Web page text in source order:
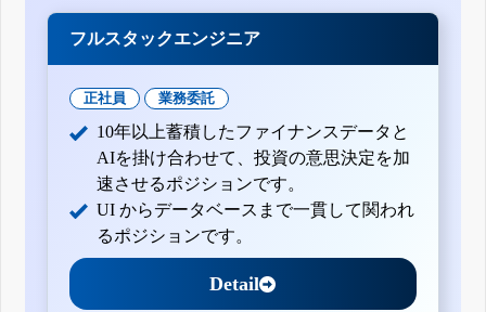
フルスタックエンジニア
正社員 業務委託
10年以上蓄積したファイナンスデータと
AIを掛け合わせて、投資の意思決定を加
速させるポジションです。
UI からデータベースまで一貫して関われ
るポジションです。
Detail